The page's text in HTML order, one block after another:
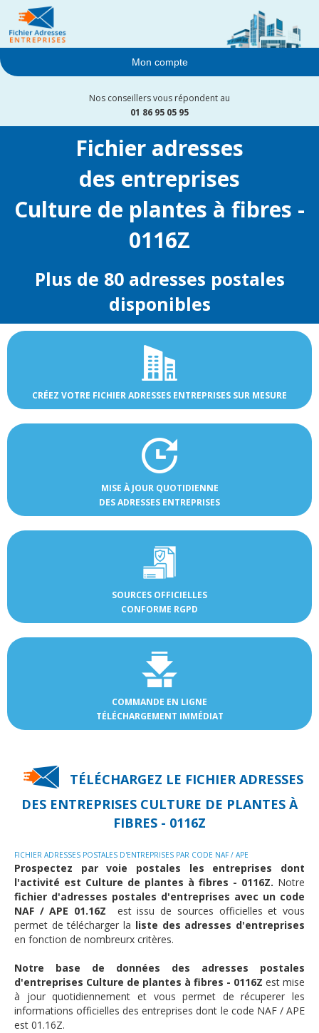
Mon compte
Nos conseillers vous répondent au
01 86 95 05 95
Fichier adresses
des entreprises
Culture de plantes à fibres -
0116Z
Plus de 80 adresses postales
disponibles
CRÉEZ VOTRE FICHIER ADRESSES ENTREPRISES SUR MESURE
MISE À JOUR QUOTIDIENNE
DES ADRESSES ENTREPRISES
SOURCES OFFICIELLES
CONFORME RGPD
COMMANDE EN LIGNE
TÉLÉCHARGEMENT IMMÉDIAT
TÉLÉCHARGEZ LE FICHIER ADRESSES
DES ENTREPRISES CULTURE DE PLANTES À
FIBRES - 0116Z
FICHIER ADRESSES POSTALES D'ENTREPRISES PAR CODE NAF / APE
Prospectez par voie postales les entreprises dont
l'activité est Culture de plantes à fibres - 0116Z. Notre
fichier d'adresses postales d'entreprises avec un code
NAF / APE 01.16Z
est issu de sources officielles et vous
permet de télécharger la liste des adresses d'entreprises
en fonction de nombreurx critères.
Notre base de données des adresses postales
d'entreprises Culture de plantes à fibres - 0116Z est mise
à jour quotidiennement et vous permet de récuperer les
informations officielles des entreprises dont le code NAF / APE
est 01.16Z.